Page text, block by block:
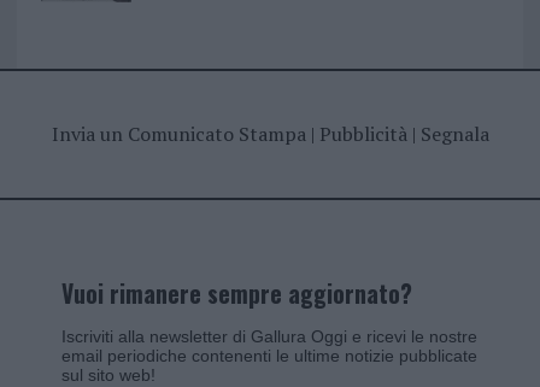
Invia un Comunicato Stampa| Pubblicità| Segnala
Vuoi rimanere sempre aggiornato?
Iscriviti alla newsletter di Gallura Oggi e ricevi le nostre
email periodiche contenenti le ultime notizie pubblicate
sul sito web!